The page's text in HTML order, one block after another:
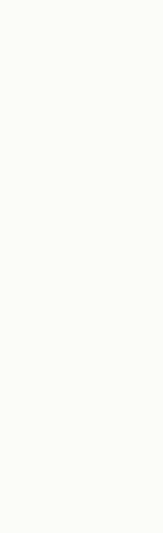
Hôtel Le
Choisissez,